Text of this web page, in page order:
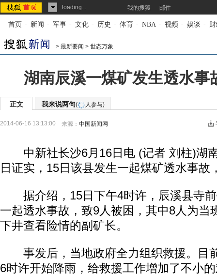
loading... 我的搜狐 邮件
首页 - 新闻 - 军事 - 文化 - 历史 - 体育 - NBA - 视频 - 娱谈 -
> 最新要闻 > 世态万象
湖南辰溪一煤矿发生透水事
正文 我来说两句( 人参与)
2014-06-16 13:13:00 来源： 中国新闻网
中新社长沙6月16日电 (记者 刘柱)湖
日证实，15日该县发生一起煤矿透水事故
据介绍，15日下午4时许，辰溪县寺前
一起透水事故，致9人被困，其中8人为当
下井查看险情的副矿长。
事发后，当地政府全力组织救援。目
6时许开始降雨，给救援工作增加了不小